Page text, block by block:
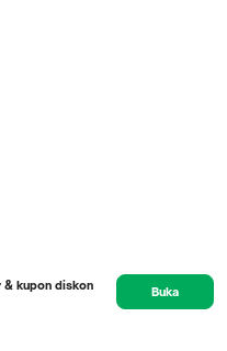
& kupon diskon
Buka